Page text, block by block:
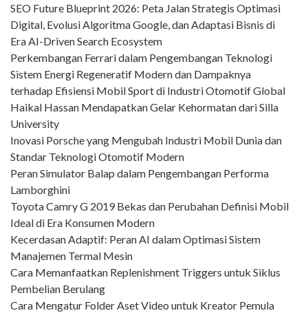
SEO Future Blueprint 2026: Peta Jalan Strategis Optimasi
Digital, Evolusi Algoritma Google, dan Adaptasi Bisnis di
Era AI-Driven Search Ecosystem
Perkembangan Ferrari dalam Pengembangan Teknologi
Sistem Energi Regeneratif Modern dan Dampaknya
terhadap Efisiensi Mobil Sport di Industri Otomotif Global
Haikal Hassan Mendapatkan Gelar Kehormatan dari Silla
University
Inovasi Porsche yang Mengubah Industri Mobil Dunia dan
Standar Teknologi Otomotif Modern
Peran Simulator Balap dalam Pengembangan Performa
Lamborghini
Toyota Camry G 2019 Bekas dan Perubahan Definisi Mobil
Ideal di Era Konsumen Modern
Kecerdasan Adaptif: Peran AI dalam Optimasi Sistem
Manajemen Termal Mesin
Cara Memanfaatkan Replenishment Triggers untuk Siklus
Pembelian Berulang
Cara Mengatur Folder Aset Video untuk Kreator Pemula